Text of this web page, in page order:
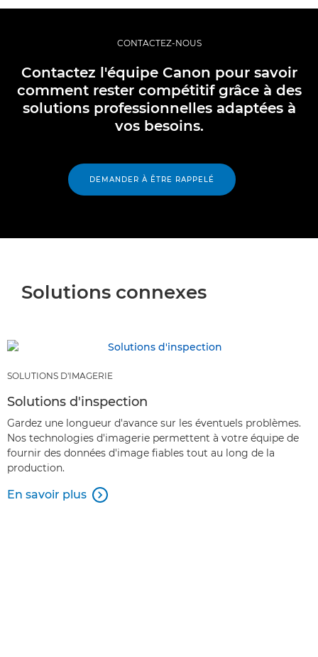
CONTACTEZ-NOUS
Contactez l'équipe Canon pour savoir
comment rester compétitif grâce à des
solutions professionnelles adaptées à
vos besoins.
DEMANDER À ÊTRE RAPPELÉ
Solutions connexes
SOLUTIONS D'IMAGERIE
Solutions d'inspection
Gardez une longueur d'avance sur les éventuels problèmes.
Nos technologies d'imagerie permettent à votre équipe de
fournir des données d'image fiables tout au long de la
production.
En savoir plus 